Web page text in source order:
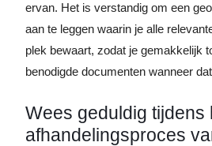
ervan. Het is verstandig om een
aan te leggen waarin je alle
plek bewaart, zodat je gemakkelijk
benodigde documenten wanneer
Wees geduldig tijdens
afhandelingsproces